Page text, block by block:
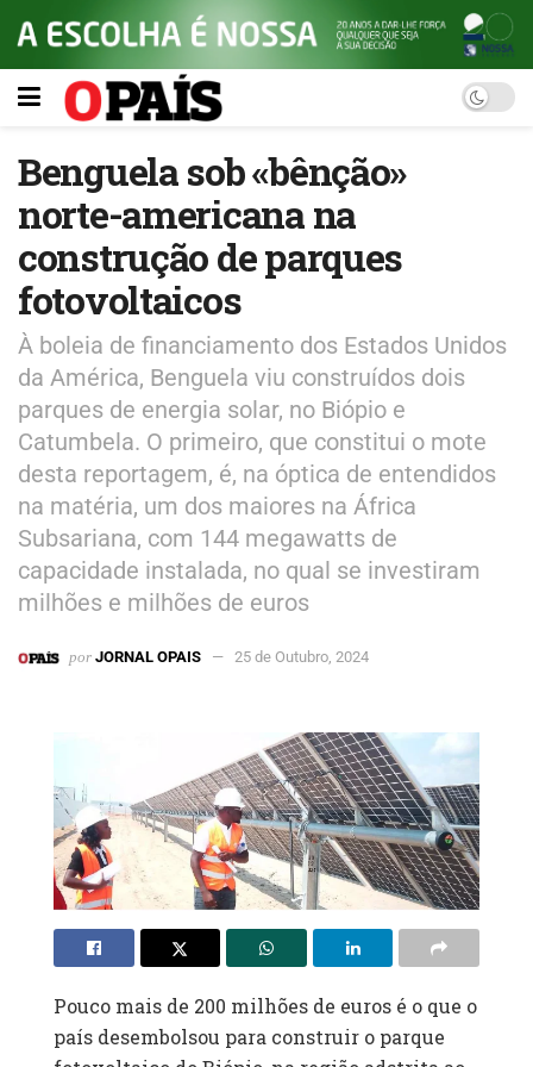
Benguela sob «bênção»
norte-americana na
construção de parques
fotovoltaicos
À boleia de financiamento dos Estados Unidos
da América, Benguela viu construídos dois
parques de energia solar, no Biópio e
Catumbela. O primeiro, que constitui o mote
desta reportagem, é, na óptica de entendidos
na matéria, um dos maiores na África
Subsariana, com 144 megawatts de
capacidade instalada, no qual se investiram
milhões e milhões de euros
por JORNAL OPAIS 25 de Outubro, 2024
Pouco mais de 200 milhões de euros é o que o
país desembolsou para construir o parque